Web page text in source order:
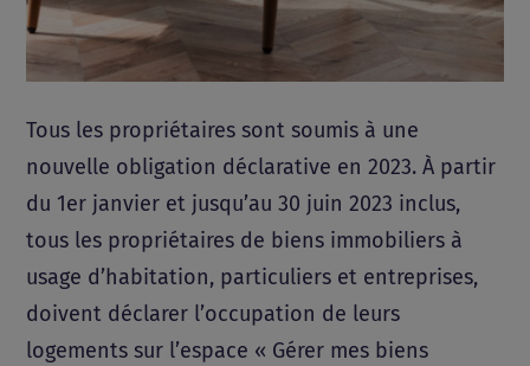
Tous les propriétaires sont soumis à une
nouvelle obligation déclarative en 2023. À partir
du 1er janvier et jusqu’au 30 juin 2023 inclus,
tous les propriétaires de biens immobiliers à
usage d’habitation, particuliers et entreprises,
doivent déclarer l’occupation de leurs
logements sur l’espace « Gérer mes biens